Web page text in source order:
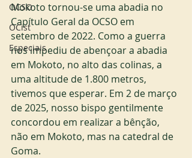
OCSO
OCist
Especiais
Mokoto tornou-se uma abadia no
Capítulo Geral da OCSO em
setembro de 2022. Como a guerra
nos impediu de abençoar a abadia
em Mokoto, no alto das colinas, a
uma altitude de 1.800 metros,
tivemos que esperar. Em 2 de março
de 2025, nosso bispo gentilmente
concordou em realizar a bênção,
não em Mokoto, mas na catedral de
Goma.